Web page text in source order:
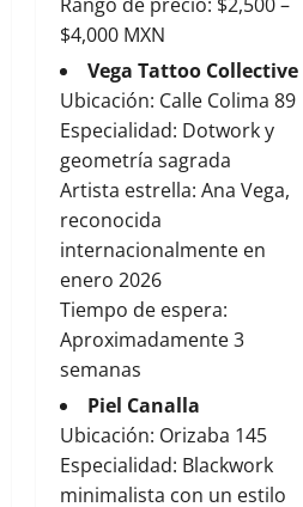
$4,000 MXN
Vega Tattoo Collective
Ubicación: Calle Colima 89
Especialidad: Dotwork y
geometría sagrada
Artista estrella: Ana Vega,
reconocida
internacionalmente en
enero 2026
Tiempo de espera:
Aproximadamente 3
semanas
Piel Canalla
Ubicación: Orizaba 145
Especialidad: Blackwork
minimalista con un estilo